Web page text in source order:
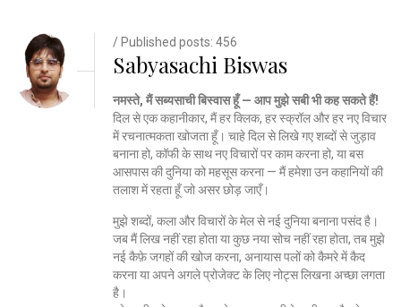
/ Published posts: 456
Sabyasachi Biswas
नमस्ते, मैं सब्यसाची बिस्वास हूँ — आप मुझे सबी भी कह सकते हैं!
दिल से एक कहानीकार, मैं हर क्लिक, हर स्क्रॉल और हर नए विचार
में रचनात्मकता खोजता हूँ। चाहे दिल से लिखे गए शब्दों से जुड़ाव
बनाना हो, कॉफी के साथ नए विचारों पर काम करना हो, या बस
आसपास की दुनिया को महसूस करना — मैं हमेशा उन कहानियों की
तलाश में रहता हूँ जो असर छोड़ जाएँ।
मुझे शब्दों, कला और विचारों के मेल से नई दुनिया बनाना पसंद है।
जब मैं लिख नहीं रहा होता या कुछ नया सोच नहीं रहा होता, तब मुझे
नई कैफ़े जगहों की खोज करना, अनायास पलों को कैमरे में कैद
करना या अपने अगले प्रोजेक्ट के लिए नोट्स लिखना अच्छा लगता
है।